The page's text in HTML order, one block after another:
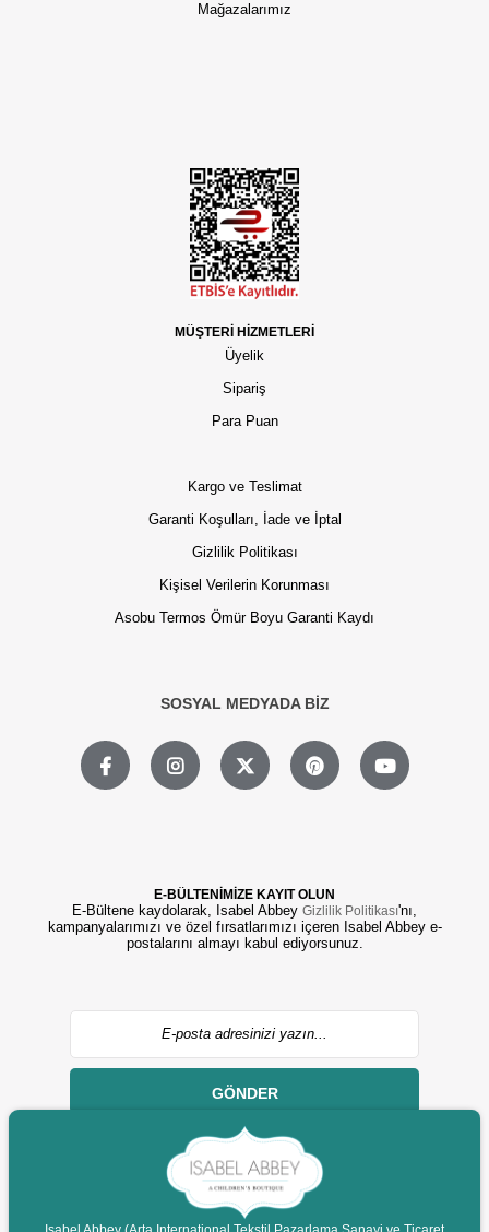
Mağazalarımız
MÜŞTERİ HİZMETLERİ
Üyelik
Sipariş
Para Puan
Kargo ve Teslimat
Garanti Koşulları, İade ve İptal
Gizlilik Politikası
Kişisel Verilerin Korunması
Asobu Termos Ömür Boyu Garanti Kaydı
SOSYAL MEDYADA BİZ
E-BÜLTENİMİZE KAYIT OLUN
E-Bültene kaydolarak, Isabel Abbey Gizlilik Politikası'nı,
kampanyalarımızı ve özel fırsatlarımızı içeren Isabel Abbey e-
postalarını almayı kabul ediyorsunuz.
GÖNDER